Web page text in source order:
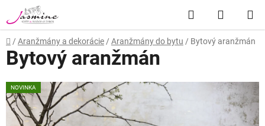
na
obsah
Hľadať
KOŠÍK
Domov
/ Aranžmány a dekorácie / Aranžmány do bytu / Bytový aranžmán
Bytový aranžmán
NOVINKA